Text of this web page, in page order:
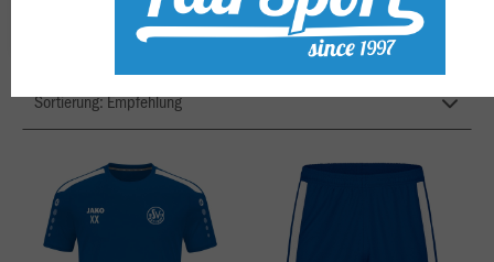
Farbe
Datenschutz
Impressum